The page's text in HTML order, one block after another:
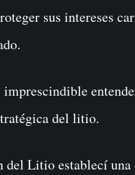
sus intereses
imprescindible
del litio.
Litio establecí una